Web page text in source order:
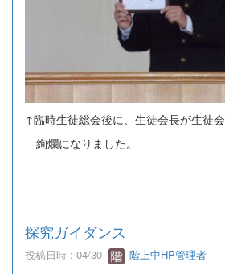
↑臨時生徒総会後に、生徒会長が生徒
絢爛になりました。
探究ガイダンス
投稿日時 : 04/30 階上中HP管理者